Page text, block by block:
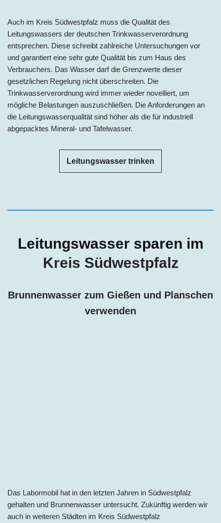
Auch im Kreis Südwestpfalz muss die Qualität des
Leitungswassers der deutschen Trinkwasserverordnung
entsprechen. Diese schreibt zahlreiche Untersuchungen vor
und garantiert eine sehr gute Qualität bis zum Haus des
Verbrauchers. Das Wasser darf die Grenzwerte dieser
gesetzlichen Regelung nicht überschreiten. Die
Trinkwasserverordnung wird immer wieder novelliert, um
mögliche Belastungen auszuschließen. Die Anforderungen an
die Leitungswasserqualität sind höher als die für industriell
abgepacktes Mineral- und Tafelwasser.
Leitungswasser trinken
Leitungswasser sparen im
Kreis Südwestpfalz
Brunnenwasser zum Gießen und Planschen
verwenden
Das Labormobil hat in den letzten Jahren in Südwestpfalz
gehalten und Brunnenwasser untersucht. Zukünftig werden wir
auch in weiteren Städten im Kreis Südwestpfalz